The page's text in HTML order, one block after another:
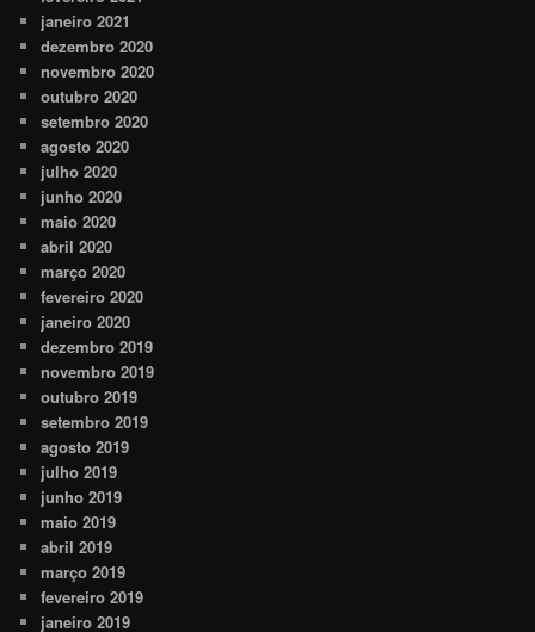
janeiro 2021
dezembro 2020
novembro 2020
outubro 2020
setembro 2020
agosto 2020
julho 2020
junho 2020
maio 2020
abril 2020
março 2020
fevereiro 2020
janeiro 2020
dezembro 2019
novembro 2019
outubro 2019
setembro 2019
agosto 2019
julho 2019
junho 2019
maio 2019
abril 2019
março 2019
fevereiro 2019
janeiro 2019